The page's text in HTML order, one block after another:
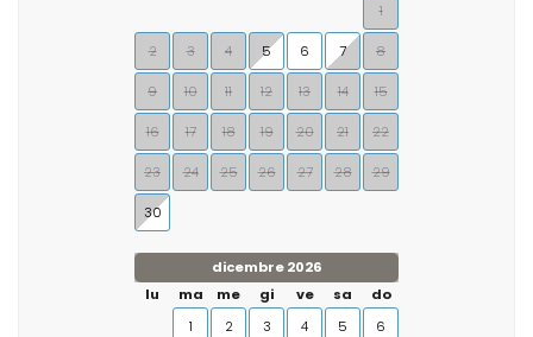
1
2 3 4 5 6 7 8
9 10 11 12 13 14 15
16 17 18 19 20 21 22
23 24 25 26 27 28 29
30
dicembre 2026
lu
ma me gi ve sa
do
1
2 3 4 5 6